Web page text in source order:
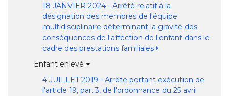
18 JANVIER 2024 - Arrêté relatif à la
désignation des membres de l'équipe
multidisciplinaire déterminant la gravité des
conséquences de l'affection de l'enfant dans le
cadre des prestations familiales
Enfant enlevé
4 JUILLET 2019 - Arrêté portant exécution de
l'article 19, par. 3, de l'ordonnance du 25 avril